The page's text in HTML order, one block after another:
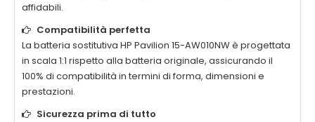
affidabili.
Compatibilità perfetta
La batteria sostitutiva HP Pavilion 15-AW010NWè progettata
in scala 1:1 rispetto alla batteria originale, assicurando il
100% di compatibilità in termini di forma, dimensioni e
prestazioni.
Sicurezza prima di tutto